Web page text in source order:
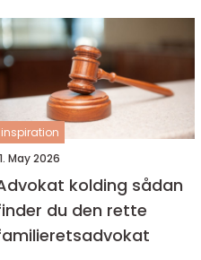
inspiration
May 2026
kolding sådan
du den rette